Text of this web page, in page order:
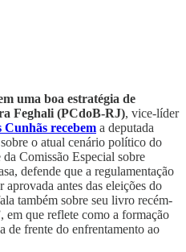
uma boa estratégia de
Feghali (PCdoB-RJ), vice-líder
Cunhãs recebem a deputada
o atual cenário político do
Comissão Especial sobre
defende que a regulamentação
aprovada antes das eleições do
também sobre seu livro recém-
em que reflete como a formação
de frente do enfrentamento ao